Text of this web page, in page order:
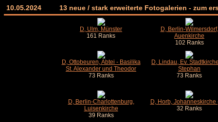
10.05.2024 13 neue / stark erweiterte Fotogalerien - zum
D, Ulm, Münster
161 Ranks
D, Berlin-Wilmersdorf,
Auenkirche
102 Ranks
D, Ottobeuren, Abtei - Basilika
St. Alexander und Theodor
73 Ranks
D, Lindau, Ev.
Stephan
73 Ranks
D, Berlin-Charlottenburg,
Luisenkirche
39 Ranks
D, Horb, Johanneskirche
32 Ranks